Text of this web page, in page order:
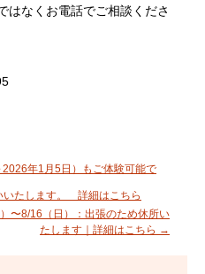
はなくお電話でご相談くださ
年1月5日）もご体験可能で
いたします。 詳細はこちら
〜8/16（日）：出張のため休所い
たします｜詳細はこちら →